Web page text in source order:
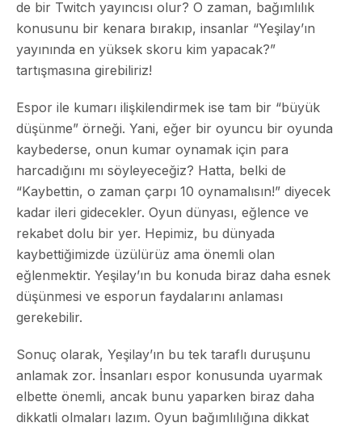
de bir Twitch yayıncısı olur? O zaman, bağımlılık
konusunu bir kenara bırakıp, insanlar “Yeşilay’ın
yayınında en yüksek skoru kim yapacak?”
tartışmasına girebiliriz!
Espor ile kumarı ilişkilendirmek ise tam bir “büyük
düşünme” örneği. Yani, eğer bir oyuncu bir oyunda
kaybederse, onun kumar oynamak için para
harcadığını mı söyleyeceğiz? Hatta, belki de
“Kaybettin, o zaman çarpı 10 oynamalısın!” diyecek
kadar ileri gidecekler. Oyun dünyası, eğlence ve
rekabet dolu bir yer. Hepimiz, bu dünyada
kaybettiğimizde üzülürüz ama önemli olan
eğlenmektir. Yeşilay’ın bu konuda biraz daha esnek
düşünmesi ve esporun faydalarını anlaması
gerekebilir.
Sonuç olarak, Yeşilay’ın bu tek taraflı duruşunu
anlamak zor. İnsanları espor konusunda uyarmak
elbette önemli, ancak bunu yaparken biraz daha
dikkatli olmaları lazım. Oyun bağımlılığına dikkat